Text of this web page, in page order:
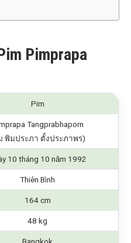
Pimprapa
Pim
Tangprabhaporn
พิมประภา ตั้งประภาพร)
10 tháng 10 năm 1992
Thiên Bình
164 cm
48 kg